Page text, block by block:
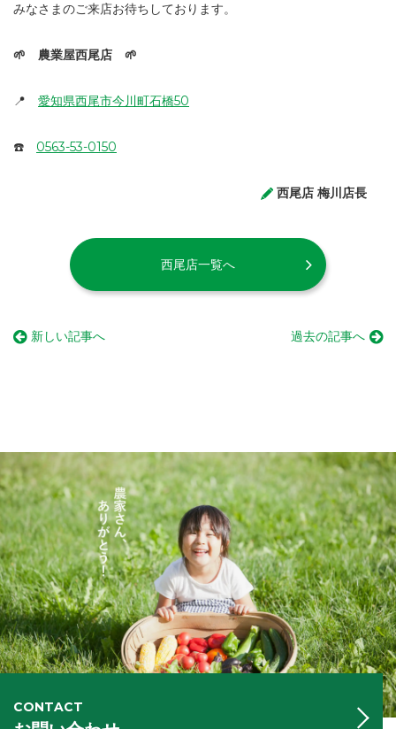
みなさまのご来店お待ちしております。
🌱 農業屋西尾店 🌱
📍 愛知県西尾市今川町石橋50
☎️ 0563-53-0150
西尾店 梅川店長
西尾店一覧へ
新しい記事へ 過去の記事へ
CONTACT